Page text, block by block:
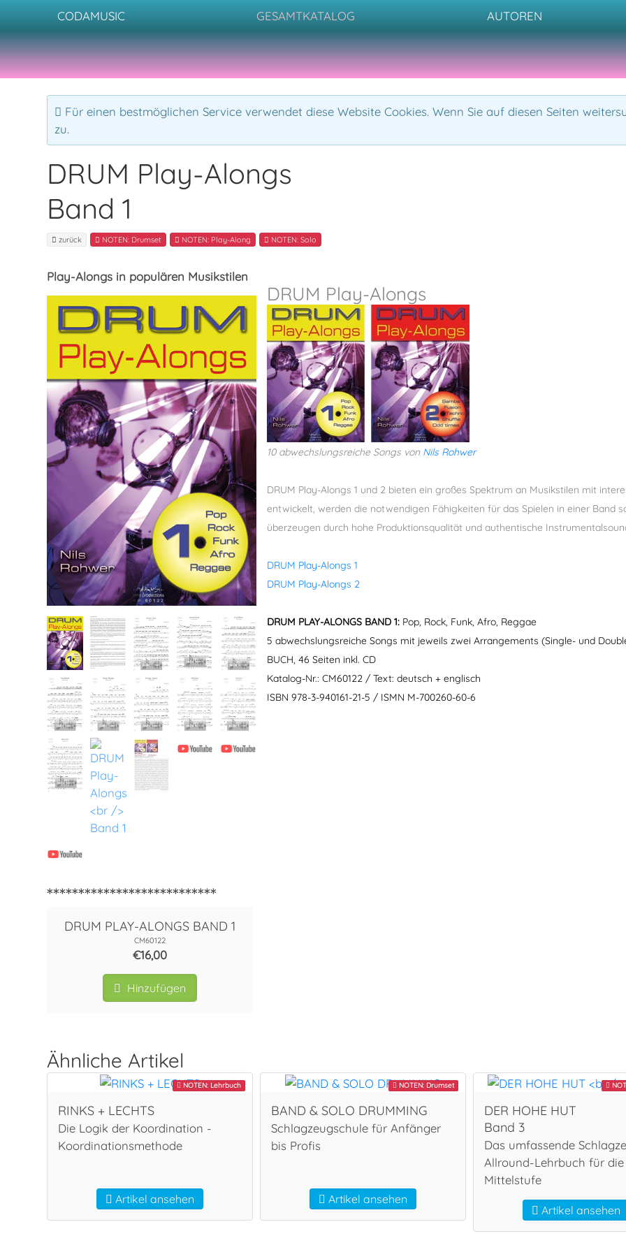
CODAMUSIC GESAMTKATALOG AUTOREN
Für einen bestmöglichen Service verwendet diese Website Cookies. Wenn Sie auf diesen Seiten
zu.
DRUM Play-Alongs
Band 1
zurück NOTEN: Drumset NOTEN: Play-Along NOTEN: Solo
Play-Alongs in populären Musikstilen
DRUM Play-Alongs
10 abwechslungsreiche Songs von Nils Rohwer
DRUM Play-Alongs 1 und 2 bieten ein großes Spektrum an Musikstilen mit
entwickelt, werden die notwendigen Fähigkeiten für das Spielen in einer Band
überzeugen durch hohe Produktionsqualität und authentische
DRUM Play-Alongs 1
DRUM Play-Alongs 2
DRUM PLAY-ALONGS BAND 1: Pop, Rock, Funk, Afro, Reggae
5 abwechslungsreiche Songs mit jeweils zwei Arrangements (Single- und
BUCH, 46 Seiten inkl. CD
Katalog-Nr.: CM60122 / Text: deutsch + englisch
ISBN 978-3-940161-21-5 / ISMN M-700260-60-6
***************************
DRUM PLAY-ALONGS BAND 1
CM60122
€16,00
Hinzufügen
Ähnliche Artikel
NOTEN: Lehrbuch
RINKS + LECHTS
Die Logik der Koordination -
Koordinationsmethode
Artikel ansehen
NOTEN: Drumset
BAND & SOLO DRUMMING
Schlagzeugschule für Anfänger
bis Profis
Artikel ansehen
DER HOHE HUT
Band 3
Das umfassende
Allround-Lehrbuch für die
Mittelstufe
Artikel ansehen